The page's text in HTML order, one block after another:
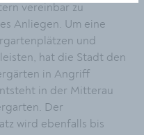
vereinbar zu
Anliegen. Um eine
und
hat die Stadt den
in Angriff
in der Mitterau
Der
wird ebenfalls bis